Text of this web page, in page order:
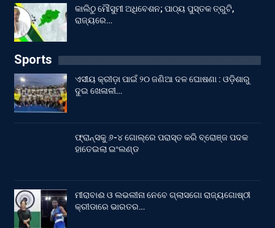
କାଲିଠୁ ମୌସୁମୀ ଅଧିବେଶନ; ପାଠ୍ୟ ପୁସ୍ତକ ତ୍ରୁଟି,
ରାଜ୍ୟରେ…
Sports
ଏସୀୟ କ୍ରୀଡ଼ା ପାଇଁ ୨୦ ଜଣିଆ ଦଳ ଘୋଷଣା : ଓଡ଼ିଶାରୁ
ଦୁଇ ଖେଳାଳୀ…
ଫ୍ରାନ୍ସକୁ ୬-୪ ଗୋଲ୍‌ରେ ପରାସ୍ତ କରି ବ୍ରୋଞ୍ଜ ପଦକ
ହାତେଇଲା ଇଂଲଣ୍ଡ
ମୀରାବାଈ ଓ ଲଭଲୀନା ନେବେ ଗ୍ଲାସଗୋ ରାଜ୍ୟଗୋଷ୍ଠୀ
କ୍ରୀଡାରେ ଭାରତର…